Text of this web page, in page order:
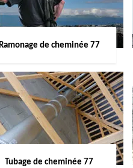
Ramonage de cheminée 77
Tubage de cheminée 77